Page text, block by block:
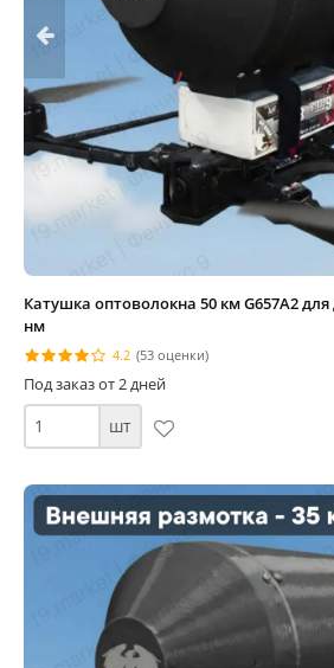
Катушка оптоволокна 50 км G657A2 для
нм
4.2 (53 оценки)
Под заказ от 2 дней
шт